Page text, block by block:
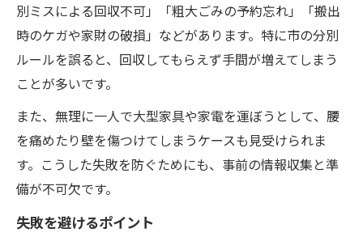
別ミスによる回収不可」「粗大ごみの予約忘れ」「搬出
時のケガや家財の破損」などがあります。特に市の分別
ルールを誤ると、回収してもらえず手間が増えてしまう
ことが多いです。
また、無理に一人で大型家具や家電を運ぼうとして、腰
を痛めたり壁を傷つけてしまうケースも見受けられま
す。こうした失敗を防ぐためにも、事前の情報収集と準
備が不可欠です。
失敗を避けるポイント